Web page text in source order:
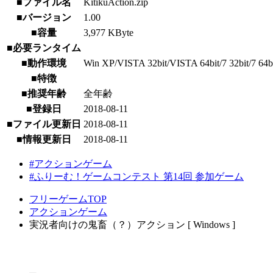
■ファイル名
KitikuAction.zip
■バージョン
1.00
■容量
3,977 KByte
■必要ランタイム
■動作環境
Win XP/VISTA 32bit/VISTA 64bit/7 32bit/7
■特徴
■推奨年齢
全年齢
■登録日
2018-08-11
■ファイル更新日 2018-08-11
■情報更新日
2018-08-11
#アクションゲーム
#ふりーむ！ゲームコンテスト 第14回 参加ゲーム
フリーゲームTOP
アクションゲーム
実況者向けの鬼畜（？）アクション [ Windows ]